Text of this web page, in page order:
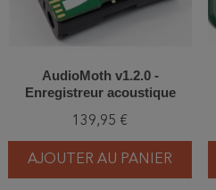
AudioMoth v1.2.0 -
Enregistreur acoustique
139,95 €
AJOUTER AU PANIER